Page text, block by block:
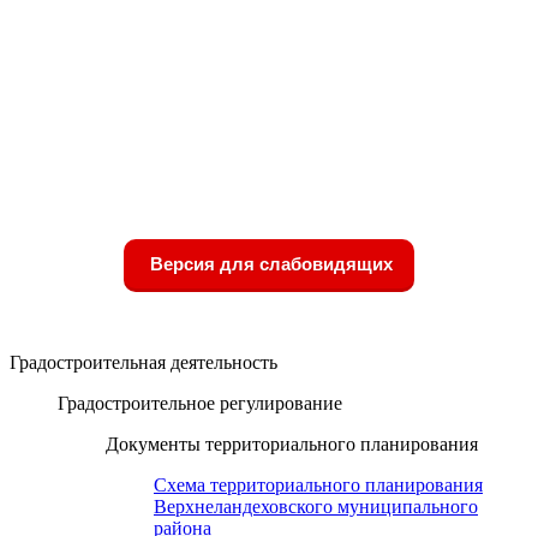
Версия для слабовидящих
Градостроительная деятельность
Градостроительное регулирование
Документы территориального планирования
Схема территориального планирования
Верхнеландеховского муниципального
района